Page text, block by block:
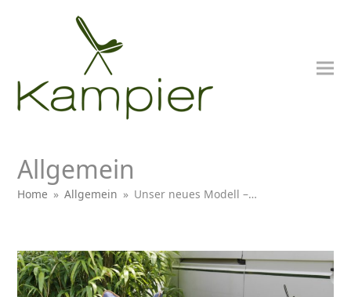
Allgemein
Home » Allgemein » Unser neues Modell –…